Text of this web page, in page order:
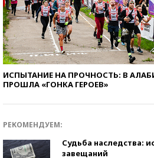
ИСПЫТАНИЕ НА ПРОЧНОСТЬ: В
ПРОШЛА «ГОНКА ГЕРОЕВ»
РЕКОМЕНДУЕМ:
Судьба наследства:
завещаний